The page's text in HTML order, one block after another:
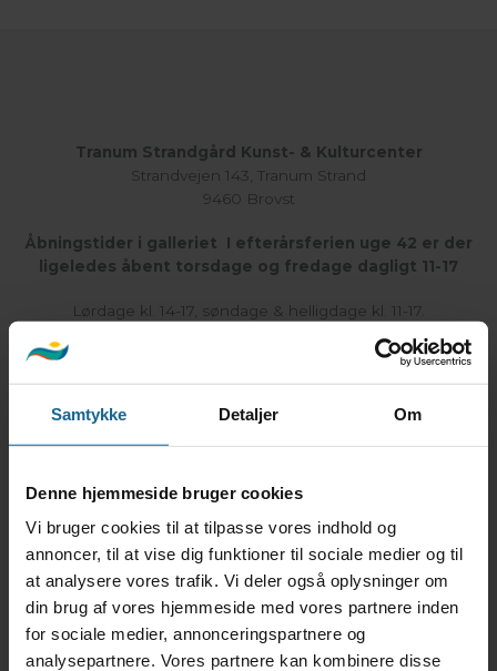
Samtykke Detaljer Om
Denne hjemmeside bruger cookies
Vi bruger cookies til at tilpasse vores indhold og
annoncer, til at vise dig funktioner til sociale medier og til
at analysere vores trafik. Vi deler også oplysninger om
din brug af vores hjemmeside med vores partnere inden
for sociale medier, annonceringspartnere og
analysepartnere. Vores partnere kan kombinere disse
Tranum Strandgård Kunst- & Kulturcenter
Strandvejen 143, Tranum Strand
9460 Brovst
Åbningstider i galleriet I efterårsferien uge 42 er der
ligeledes åbent torsdage og fredage dagligt 11-17
Lørdage kl. 14-17, søndage & helligdage kl. 11-17.
I juli også torsdage og fredage kl. 14-17.
udenfor normal åbningstid, for større grupper på tur.
åbningstider.
Kontakt Os
Find Vej